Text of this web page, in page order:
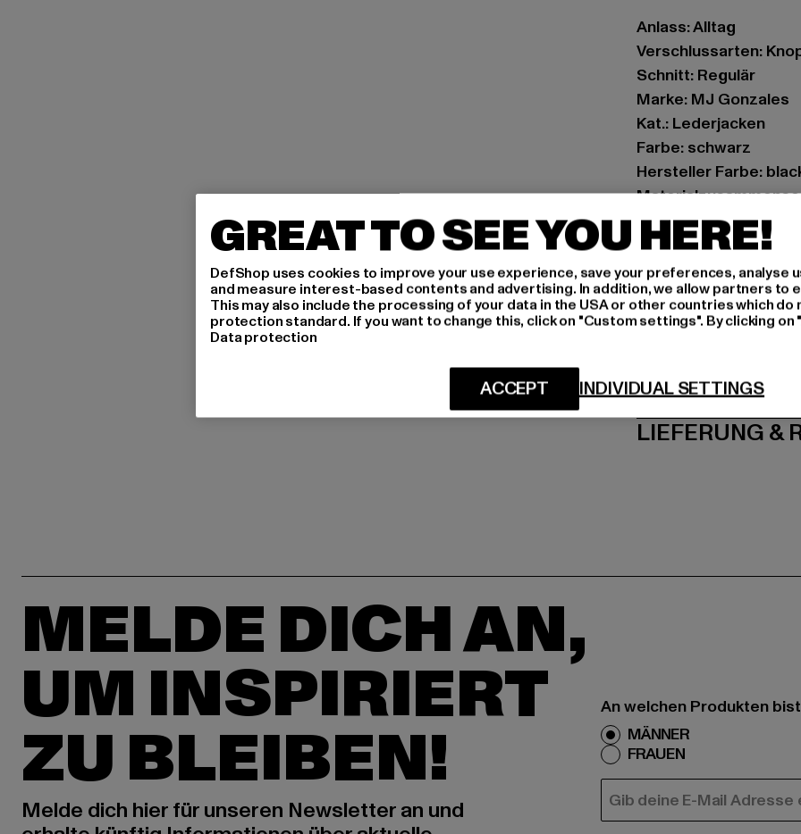
Anlass: Alltag
Verschlussarten:
Schnitt: Regulär
Marke: MJ Gonzales
Kat.: Lederjacken
Farbe: schwarz
Hersteller Farbe:
Art.Nr: MJG11834-
Hersteller: TB
Dr.-Robert-Murjahn-
LIEFERUNG &
MELDE DICH AN,
UM INSPIRIERT
ZU BLEIBEN!
Melde dich hier für unseren Newsletter an und
An welchen Produkten
MÄNNER
FRAUEN
E-MAIL
GREAT TO SEE YOU HERE!
DefShop uses cookies to improve your use experience, save your preferences, analyse
and measure interest-based contents and advertising. In addition, we allow partners to
This may also include the processing of your data in the USA or other countries which do
protection standard. If you want to change this, click on "Custom settings". By clicking
Data protection
INDIVIDUAL SETTINGS
ACCEPT